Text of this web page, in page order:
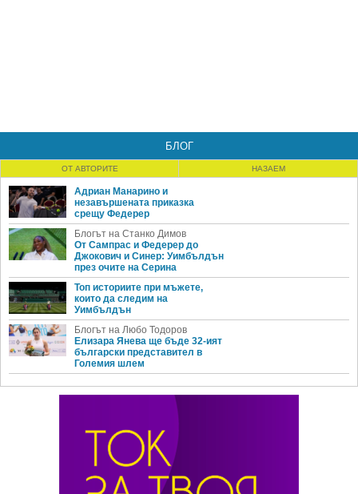
БЛОГ
ОТ АВТОРИТЕ НАЗАЕМ
Адриан Манарино и
незавършената приказка
срещу Федерер
Блогът на Станко Димов
От Сампрас и Федерер до
Джокович и Синер: Уимбълдън
през очите на Серина
Топ историите при мъжете,
които да следим на
Уимбълдън
Блогът на Любо Тодоров
Елизара Янева ще бъде 32-ият
български представител в
Големия шлем